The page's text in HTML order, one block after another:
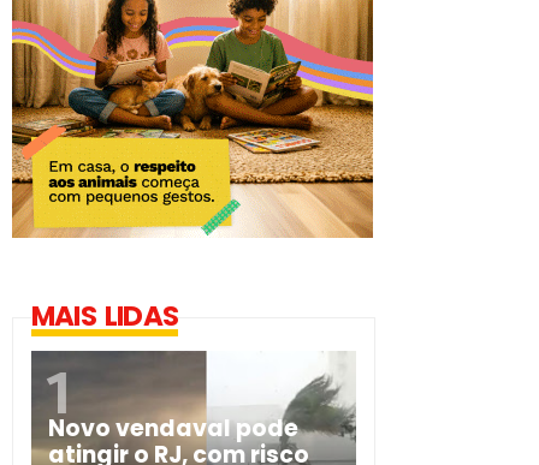
MAIS LIDAS
Novo vendaval pode
atingir o RJ, com risco